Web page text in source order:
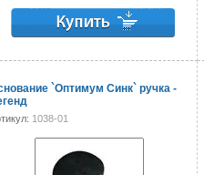
`Оптимум Синк` ручка -
1038-01